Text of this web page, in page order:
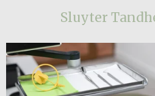
naar
de
hoofdinhoud
Sluyter